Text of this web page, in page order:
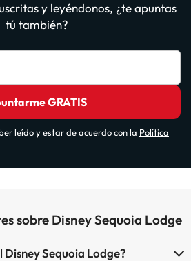
y leyéndonos, ¿te apuntas
tú también?
GRATIS
leído y estar de acuerdo con la Política
sobre Disney Sequoia Lodge
Disney Sequoia Lodge?